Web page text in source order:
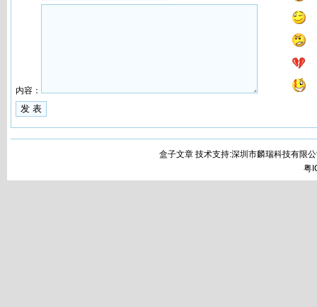
内容：
盒子文章 技术支持:深圳市麟瑞科技有限
粤